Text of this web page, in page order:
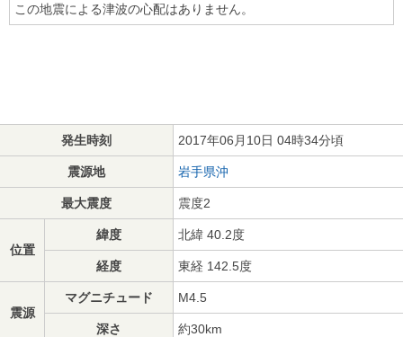
この地震による津波の心配はありません。
発生時刻 2017年06月10日 04時34分頃
震源地 岩手県沖
最大震度 震度2
位置
緯度 北緯 40.2度
経度 東経 142.5度
震源
マグニチュード M4.5
深さ 約30km